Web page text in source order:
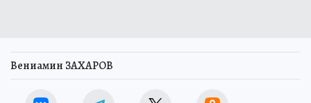
Вениамин ЗАХАРОВ